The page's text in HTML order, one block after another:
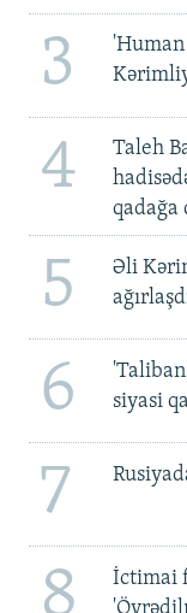
3
4
Taleh
qadağa
5
Əli
6
siyasi
7
8
İctimai